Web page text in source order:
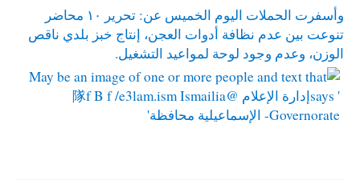
وأسفرت الحملات اليوم الخميس عن: تحرير ١٠ محاضر
تنوعت بين عدم نظافة أدوات العجن، إنتاج خبز بلدي ناقص
الوزن، وعدم وجود لوحة لمواعيد التشغيل.